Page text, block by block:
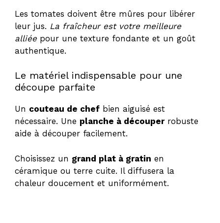
Les tomates doivent être mûres pour libérer
leur jus. La fraîcheur est votre meilleure
alliéepour une texture fondante et un goût
authentique.
Le matériel indispensable pour une
découpe parfaite
Un couteau de chef bien aiguisé est
nécessaire. Une planche à découperrobuste
aide à découper facilement.
Choisissez un grand plat à gratin en
céramique ou terre cuite. Il diffusera la
chaleur doucement et uniformément.